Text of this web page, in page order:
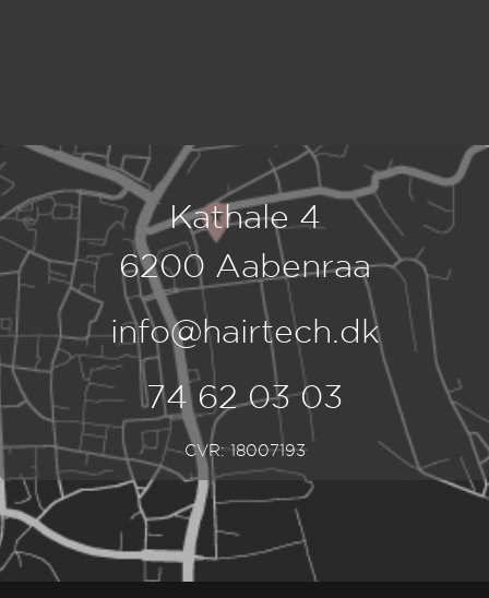
Kathale 4
6200 Aabenraa
info@hairtech.dk
74 62 03 03
CVR: 18007193